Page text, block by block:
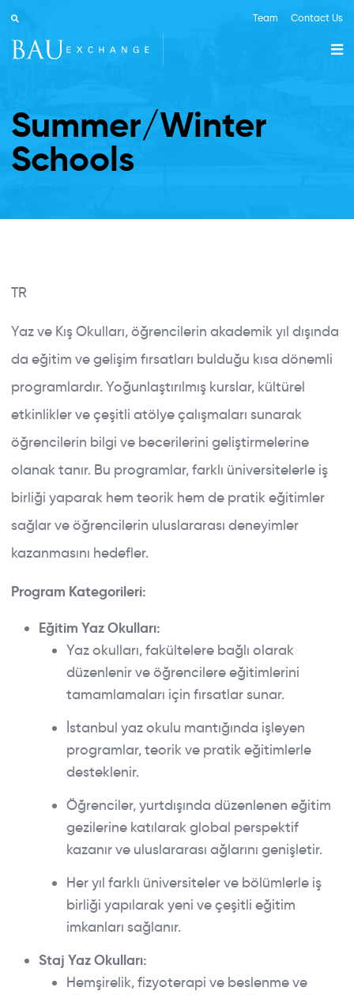
Team Contact Us
Summer/Winter
Schools
TR
Yaz ve Kış Okulları, öğrencilerin akademik yıl dışında
da eğitim ve gelişim fırsatları bulduğu kısa dönemli
programlardır. Yoğunlaştırılmış kurslar, kültürel
etkinlikler ve çeşitli atölye çalışmaları sunarak
öğrencilerin bilgi ve becerilerini geliştirmelerine
olanak tanır. Bu programlar, farklı üniversitelerle iş
birliği yaparak hem teorik hem de pratik eğitimler
sağlar ve öğrencilerin uluslararası deneyimler
kazanmasını hedefler.
Program Kategorileri:
Eğitim Yaz Okulları:
Yaz okulları, fakültelere bağlı olarak
düzenlenir ve öğrencilere eğitimlerini
tamamlamaları için fırsatlar sunar.
İstanbul yaz okulu mantığında işleyen
programlar, teorik ve pratik eğitimlerle
desteklenir.
Öğrenciler, yurtdışında düzenlenen eğitim
gezilerine katılarak global perspektif
kazanır ve uluslararası ağlarını genişletir.
Her yıl farklı üniversiteler ve bölümlerle iş
birliği yapılarak yeni ve çeşitli eğitim
imkanları sağlanır.
Staj Yaz Okulları:
Hemşirelik, fizyoterapi ve beslenme ve